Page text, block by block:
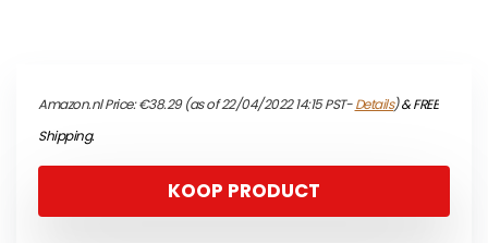
Amazon.nl Price:€38.29(as of 22/04/2022 14:15 PST-Details)&FREE
Shipping.
KOOP PRODUCT